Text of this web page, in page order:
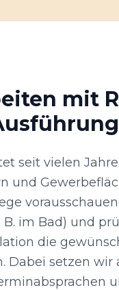
mit
seit vielen
und
B. im Bad) und
die
Dabei setzen wir